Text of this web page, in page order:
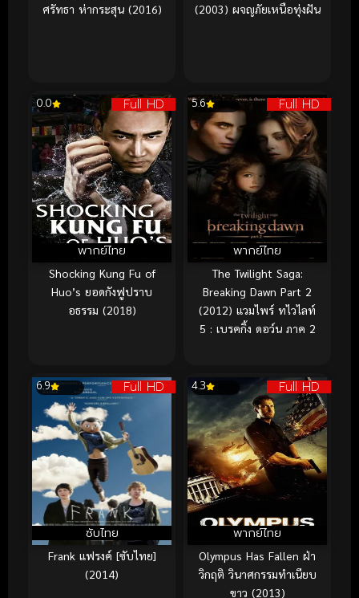
ศรัทธา ห่ากระสุน (2016)
(2003) ผจญภัยเหนือทุ่งฝัน
Full HD
พากย์ไทย
0.0
Shocking Kung Fu of
Huo’s ยอดกังฟูปราบ
อธรรม (2018)
Full HD
พากย์ไทย
5.6
The Twilight Saga:
Breaking Dawn Part 2
(2012) แวมไพร์ ทไวไลท์
5 : เบรคกิ้ง ดอว์น ภาค 2
Full HD
ซับไทย
6.9
Frank แฟรงค์ [ซับไทย]
(2014)
Full HD
พากย์ไทย
4.3
Olympus Has Fallen ฝ่า
วิกฤติ วินาศกรรมทำเนียบ
ขาว (2013)